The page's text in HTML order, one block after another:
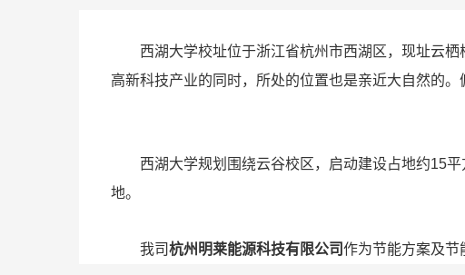
西湖大学校址位于浙江省杭州市西湖 区，现址云
高新科技产业的同时，所处的位置也是亲近大自然的
西湖大学规划围绕云谷校区，启动建设占地约15平
地。
我司杭州明莱能源科技有限公司作为节能方案及节